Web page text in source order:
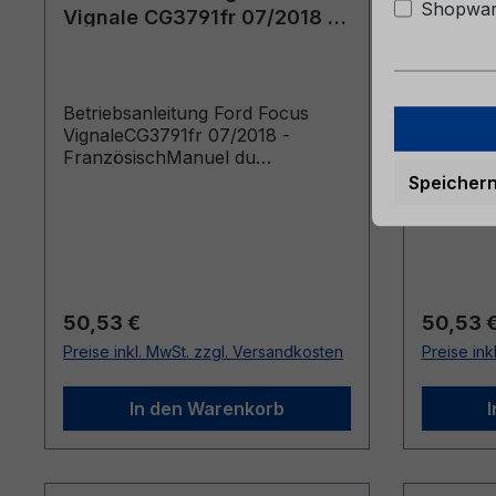
Vignale CG3791fr 07/2018 -
Betriebsanleitung Ford Focus
VignaleCG3791fr 07/2018 -
FranzösischManuel du
Regulärer Preis:
50,53 €
Preise inkl. MwSt. zzgl. Versandkosten
In den Warenkorb
partir
produits
50,53
Preise
Speichern